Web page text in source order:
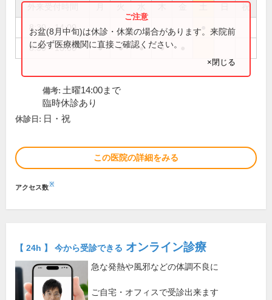
祝
8:30～14:00
8:30～18:00 ● ● ● ●
お盆(8月中旬)は休診・休業の場合があります。来院前
に必ず医療機関に直接ご確認ください。
×閉じる
備考: 土曜14:00まで
臨時休診あり
休診日: 日・祝
この医院の詳細をみる
アクセス数※
【 24h 】 今から受診できる オンライン診療
急な発熱や風邪などの体調不良に
ご自宅・オフィスで受診出来ます